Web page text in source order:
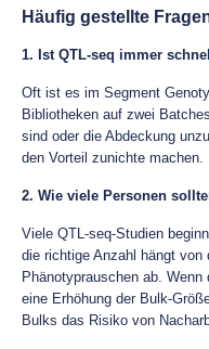
Häufig gestellte
1. Ist QTL-seq immer
Oft ist es im Segment
Bibliotheken auf zwei
sind oder die Abdeckung
den Vorteil zunichte machen.
2. Wie viele Personen
Viele QTL-seq-Studien
die richtige Anzahl hängt von
Phänotyprauschen ab.
eine Erhöhung der Bulk-
Bulks das Risiko von